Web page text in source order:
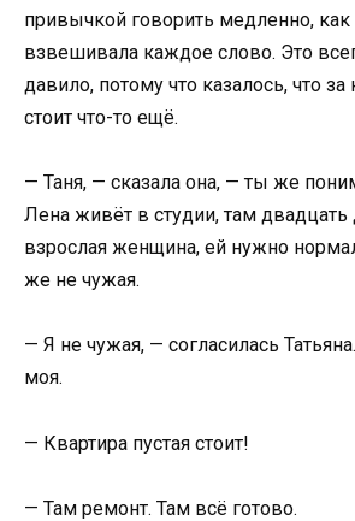
привычкой говорить медленно, как
взвешивала каждое слово. Это
давило, потому что казалось, что
стоит что-то ещё.
— Таня, — сказала она, — ты же
Лена живёт в студии, там двадцать
взрослая женщина, ей нужно
же не чужая.
— Я не чужая, — согласилась
моя.
— Квартира пустая стоит!
— Там ремонт. Там всё готово.